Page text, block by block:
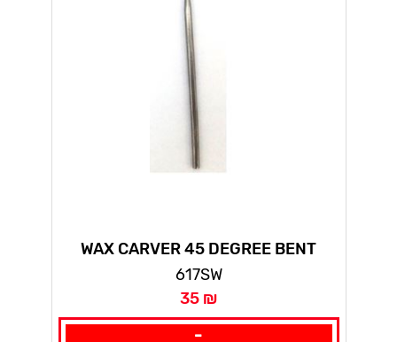
WAX CARVER 45 DEGREE BENT
617SW
35 ₪
-